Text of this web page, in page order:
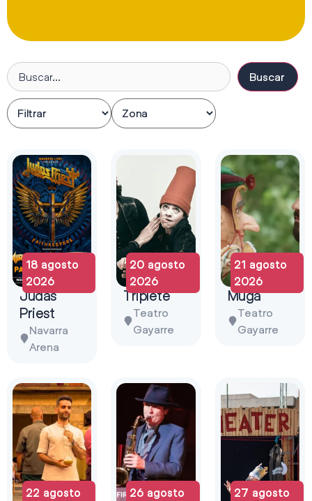
Buscar
18 agosto
2026
Judas
Priest
Navarra
Arena
20 agosto
2026
Triplete
Teatro
Gayarre
21 agosto
2026
Muga
Teatro
Gayarre
22 agosto
26 agosto
27 agosto